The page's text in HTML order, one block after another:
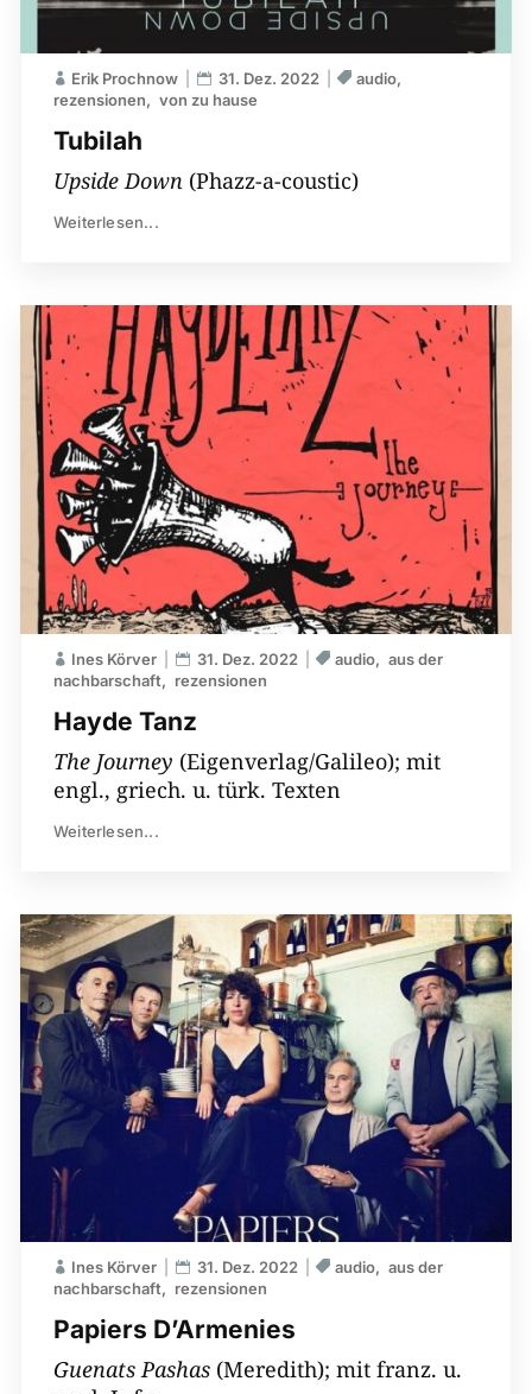
Tubilah
Erik Prochnow 31. Dez. 2022
audio
rezensionen
von zu hause
Upside Down(Phazz-a-coustic)
Weiterlesen...
Hayde Tanz
Ines Körver 31. Dez. 2022 audio
aus der
nachbarschaft
rezensionen
The Journey (Eigenverlag/Galileo); mit
engl., griech. u. türk. Texten
Weiterlesen...
Papiers D’Armenies
Ines Körver 31. Dez. 2022 audio
aus der
nachbarschaft
rezensionen
Guenats Pashas(Meredith); mit franz. u.